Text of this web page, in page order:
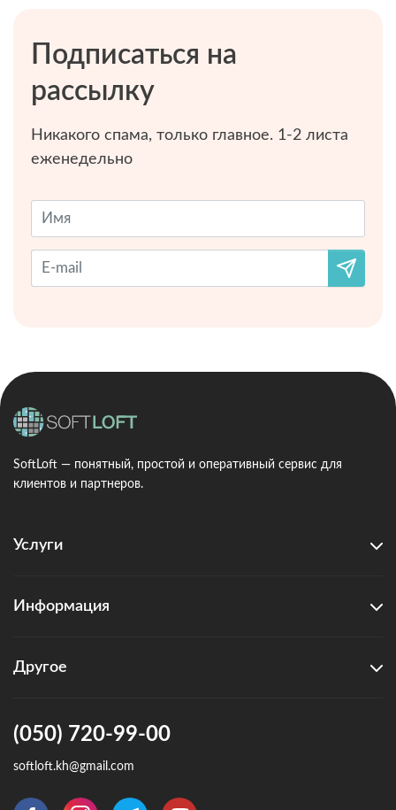
Подписаться на
рассылку
Никакого спама, только главное. 1-2 листа
еженедельно
SoftLoft — понятный, простой и оперативный сервис для
клиентов и партнеров.
Услуги
Информация
Другое
(050) 720-99-00
softloft.kh@gmail.com